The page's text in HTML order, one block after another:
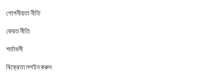
গোপনীয়তা নীতি
ফেরত নীতি
শর্তাবলী
বিক্রেতা লগইন করুন